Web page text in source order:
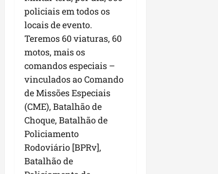
policiais em todos os
locais de evento.
Teremos 60 viaturas, 60
motos, mais os
comandos especiais –
vinculados ao Comando
de Missões Especiais
(CME), Batalhão de
Choque, Batalhão de
Policiamento
Rodoviário [BPRv],
Batalhão de